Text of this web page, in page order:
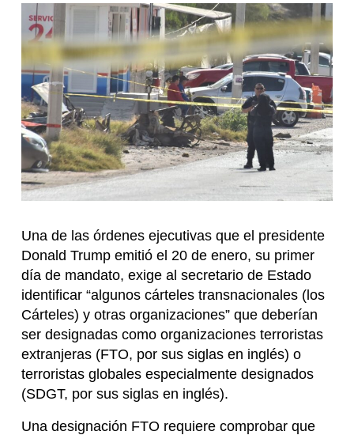
Una de las órdenes ejecutivas que el presidente
Donald Trump emitió el 20 de enero, su primer
día de mandato, exige al secretario de Estado
identificar “algunos cárteles transnacionales (los
Cárteles) y otras organizaciones” que deberían
ser designadas como organizaciones terroristas
extranjeras (FTO, por sus siglas en inglés) o
terroristas globales especialmente designados
(SDGT, por sus siglas en inglés).
Una designación FTO requiere comprobar que